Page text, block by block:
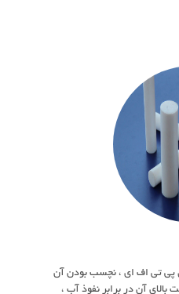
پی تی اف ای ، نچسب بودن آن
آن در برابر نفوذ آب ،